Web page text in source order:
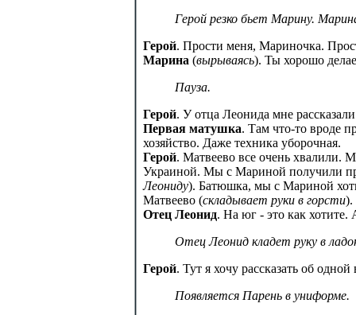
Герой резко бьет Марину.
Герой. Прости меня, Мариночка.
Марина (вырываясь). Ты хорошо
Пауза.
Герой. У отца Леонида мне
Первая матушка. Там что-то вроде
хозяйство. Даже техника уборочная.
Герой. Матвеево все очень хвалили.
Украиной. Мы с Мариной получили
Леониду). Батюшка, мы с Мариной
Матвеево (складывает руки в горсти).
Отец Леонид. На юг - это как хотите.
Отец Леонид кладет руку в
Герой. Тут я хочу рассказать об одной
Появляется Парень в униформе.